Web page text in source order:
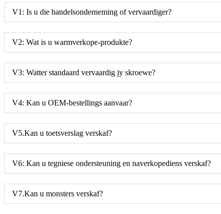
V1: Is u die handelsonderneming of vervaardiger?
V2: Wat is u warmverkope-produkte?
V3: Watter standaard vervaardig jy skroewe?
V4: Kan u OEM-bestellings aanvaar?
V5.Kan u toetsverslag verskaf?
V6: Kan u tegniese ondersteuning en naverkopediens verskaf?
V7.Kan u monsters verskaf?